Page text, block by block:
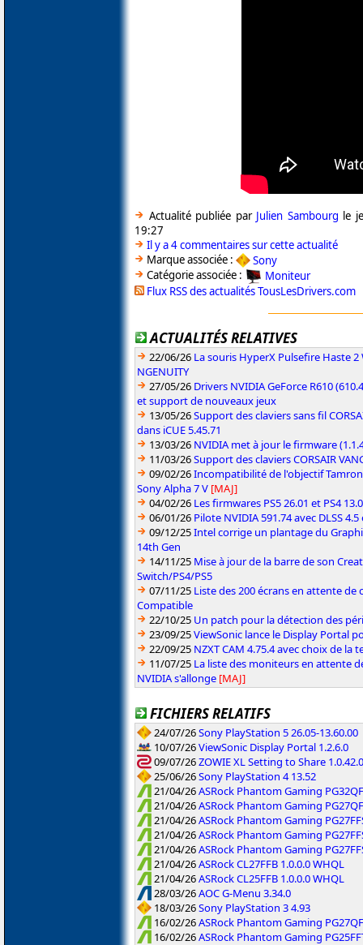
Actualité publiée par Julien Sambourg le
19:27
Il y a 4 commentaires sur cette actualité
Marque associée :
Sony
Catégorie associée :
Moniteur
Flux RSS des actualités TousLesDrivers.com
ACTUALITÉS RELATIVES
22/06/26 La souris HyperX Pulsefire Haste
NGENUITY
27/05/26 Drivers NVIDIA GeForce R610
et support de nouveaux jeux
13/05/26Support des claviers sans fil
dans iCUE 5.45.71
13/03/26 NVIDIA met à jour le firmware
11/03/26Support des claviers CORSAIR
09/02/26Incompatibilité de l'objectif
Sony Alpha 7 V [MAJ]
04/02/26 Les firmwares PS5 26.01 et PS4
06/01/26 Pilote NVIDIA 591.74 avec DLSS
09/12/25Intel corrige un plantage du
14th Gen
14/11/25 Mise à jour de la barre de son
Switch/PS4/PS5
07/11/25 Liste des 200 écrans en attente de
Compatible
22/10/25 Un patch pour la détection des
23/09/25ViewSonic lance le Display Portal
22/09/25 NZXT CAM 4.75.4 avec choix de la
11/07/25 La liste des moniteurs en attente
NVIDIA s'allonge [MAJ]
FICHIERS RELATIFS
24/07/26Sony PlayStation 5 26.05-13.60.00
10/07/26ViewSonic Display Portal 1.2.6.0
09/07/26ZOWIE XL Setting to Share 1.0.42.0
25/06/26Sony PlayStation 4 13.52
21/04/26ASRock Phantom Gaming
21/04/26ASRock Phantom Gaming
21/04/26ASRock Phantom Gaming
21/04/26ASRock Phantom Gaming
21/04/26ASRock Phantom Gaming
21/04/26ASRock CL27FFB 1.0.0.0 WHQL
21/04/26ASRock CL25FFB 1.0.0.0 WHQL
28/03/26AOC G-Menu 3.34.0
18/03/26Sony PlayStation 3 4.93
16/02/26ASRock Phantom Gaming
16/02/26ASRock Phantom Gaming